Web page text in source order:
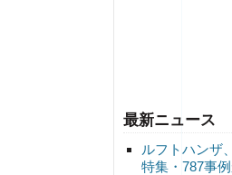
最新ニュース
ルフトハンザ
特集・787事